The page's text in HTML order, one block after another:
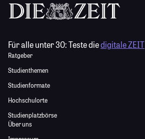
Für alle unter 30:Teste diedigitale ZEIT
Ratgeber
Studienthemen
Studienformate
Hochschulorte
Studienplatzbörse
Über uns